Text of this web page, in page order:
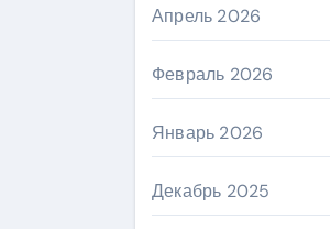
Апрель 2026
Февраль 2026
Январь 2026
Декабрь 2025